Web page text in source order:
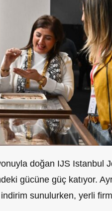
doğan IJS Istanbul
gücüne güç katıyor.
sunulurken, yerli